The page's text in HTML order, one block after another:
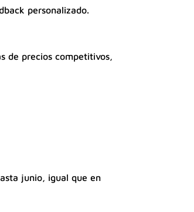
personalizado.
de precios competitivos,
junio, igual que en